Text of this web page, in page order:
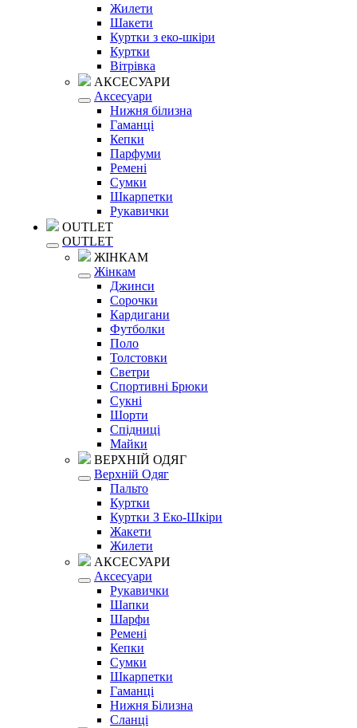
Жилети
Шакети
Куртки з еко-шкіри
Куртки
Вітрівка
АКСЕСУАРИ
Аксесуари
Нижня білизна
Гаманці
Кепки
Парфуми
Ремені
Сумки
Шкарпетки
Рукавички
OUTLET
OUTLET
ЖІНКАМ
Жінкам
Джинси
Сорочки
Кардигани
Футболки
Поло
Толстовки
Светри
Спортивні Брюки
Сукні
Шорти
Спідниці
Майки
ВЕРХНІЙ ОДЯГ
Верхній Одяг
Пальто
Куртки
Куртки З Еко-Шкіри
Жакети
Жилети
АКСЕСУАРИ
Аксесуари
Рукавички
Шапки
Шарфи
Ремені
Кепки
Сумки
Шкарпетки
Гаманці
Нижня Білизна
Сланці